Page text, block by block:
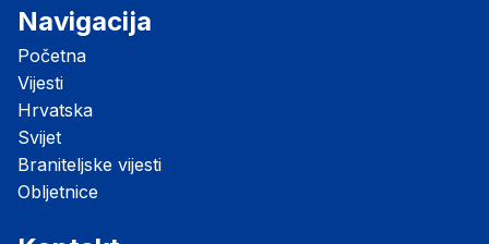
Navigacija
Početna
Vijesti
Hrvatska
Svijet
Braniteljske vijesti
Obljetnice